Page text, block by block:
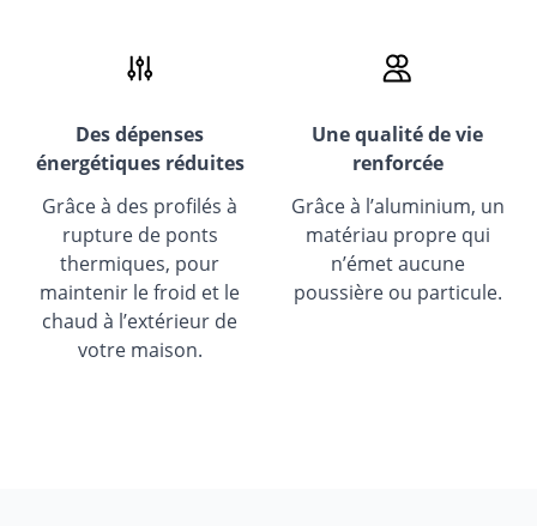
Des dépenses
énergétiques réduites
Grâce à des profilés à
rupture de ponts
thermiques, pour
maintenir le froid et le
chaud à l’extérieur de
votre maison.
Une qualité de vie
renforcée
Grâce à l’aluminium, un
matériau propre qui
n’émet aucune
poussière ou particule.